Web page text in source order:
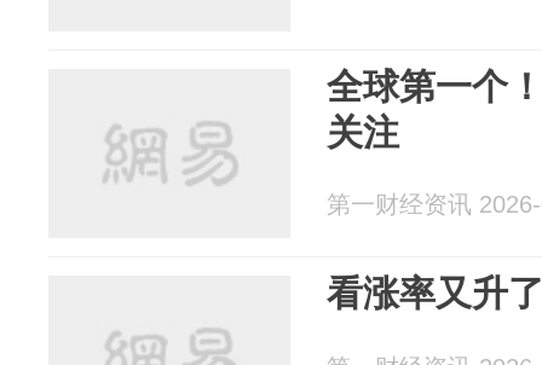
全球第一个
关注
第一财经资讯
看涨率又升